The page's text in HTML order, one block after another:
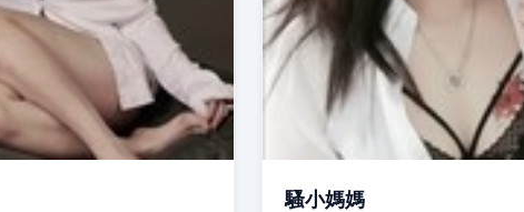
騷小媽媽